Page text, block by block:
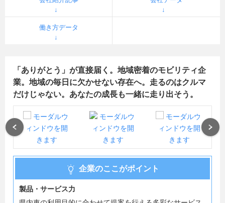
働き方データ
「ありがとう」が直接届く。地域密着のモビリティ企
業。地域の毎日に欠かせない存在へ。走るのはクルマ
だけじゃない。あなたの成長も一緒に走り出そう。
企業のここがポイント
製品・サービス力